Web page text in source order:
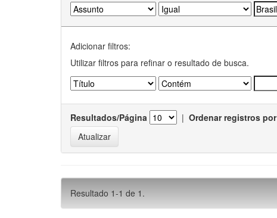
Adicionar filtros:
Utilizar filtros para refinar o resultado de busca.
Resultados/Página | Ordenar registros por
Resultado 1-1 de 1.